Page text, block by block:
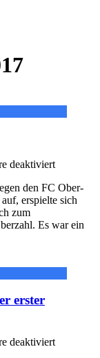
deaktiviertfür
Punkt
für
Moral
den FC Ober-
erspielte sich
zum
Es war ein
erster
deaktiviertfür